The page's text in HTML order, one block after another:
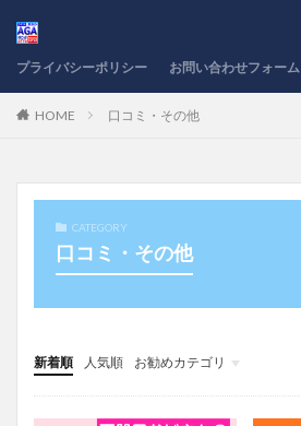
プライバシーポリシー お問い合わせフォーム
HOME 口コミ・その他
CATEGORY
口コミ・その他
新着順 人気順
お勧めカテゴリ
大田区
品川区